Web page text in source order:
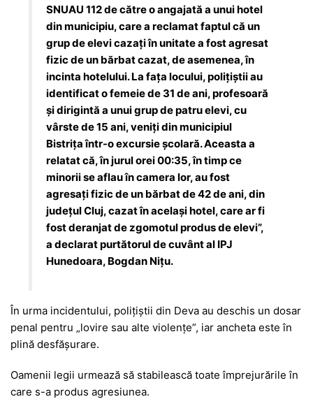
SNUAU 112 de către o angajată a unui hotel
din municipiu, care a reclamat faptul că un
grup de elevi cazați în unitate a fost agresat
fizic de un bărbat cazat, de asemenea, în
incinta hotelului. La fața locului, polițiștii au
identificat o femeie de 31 de ani, profesoară
și dirigintă a unui grup de patru elevi, cu
vârste de 15 ani, veniți din municipiul
Bistrița într-o excursie școlară. Aceasta a
relatat că, în jurul orei 00:35, în timp ce
minorii se aflau în camera lor, au fost
agresați fizic de un bărbat de 42 de ani, din
județul Cluj, cazat în același hotel, care ar fi
fost deranjat de zgomotul produs de elevi”,
a declarat purtătorul de cuvânt al IPJ
Hunedoara, Bogdan Nițu.
În urma incidentului, polițiștii din Deva au deschis un dosar
penal pentru „lovire sau alte violențe”, iar ancheta este în
plină desfășurare.
Oamenii legii urmează să stabilească toate împrejurările în
care s-a produs agresiunea.